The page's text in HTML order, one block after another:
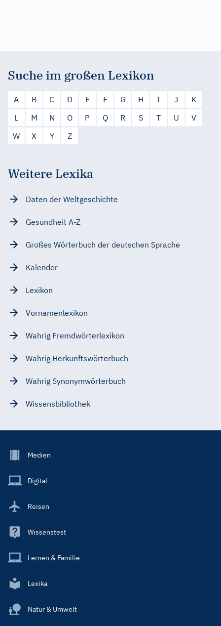
Suche im großen Lexikon
A B C D E F G H I J
K
L
M N O P Q R S T U
V
W
X Y Z
Weitere Lexika
Daten der Weltgeschichte
Gesundheit A-Z
Großes Wörterbuch der deutschen Sprache
Kalender
Lexikon
Vornamenlexikon
Wahrig Fremdwörterlexikon
Wahrig Herkunftswörterbuch
Wahrig Synonymwörterbuch
Wissensbibliothek
Footer
Main
Medien
Digital
Reisen
Wissenstest
Lernen & Familie
Lexika
Natur & Umwelt